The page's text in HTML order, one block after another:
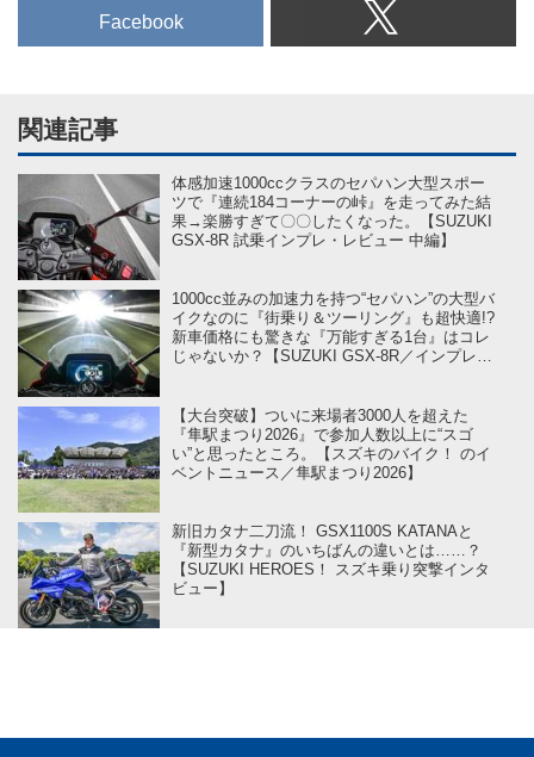
Facebook
関連記事
体感加速1000ccクラスのセパハン大型スポー
ツで『連続184コーナーの峠』を走ってみた結
果→楽勝すぎて〇〇したくなった。【SUZUKI
GSX-8R 試乗インプレ・レビュー 中編】
1000cc並みの加速力を持つ“セパハン”の大型バ
イクなのに『街乗り＆ツーリング』も超快適!?
新車価格にも驚きな『万能すぎる1台』はコレ
じゃないか？【SUZUKI GSX-8R／インプレ・
【大台突破】ついに来場者3000人を超えた
『隼駅まつり2026』で参加人数以上に“スゴ
い”と思ったところ。【スズキのバイク！ のイ
ベントニュース／隼駅まつり2026】
新旧カタナ二刀流！ GSX1100S KATANAと
『新型カタナ』のいちばんの違いとは……？
【SUZUKI HEROES！ スズキ乗り突撃インタ
ビュー】